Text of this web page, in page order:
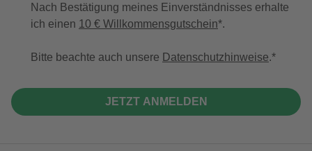
Nach Bestätigung meines Einverständnisses erhalte
ich einen 10 € Willkommensgutschein*.
Bitte beachte auch unsere Datenschutzhinweise.
JETZT ANMELDEN